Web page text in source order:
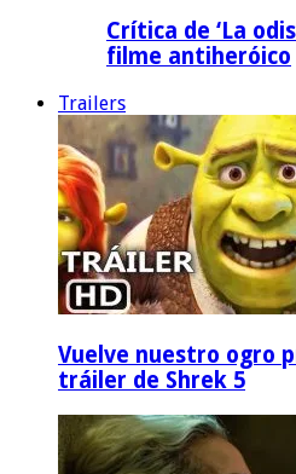
Crítica de ‘La
filme antiheróico
Trailers
Vuelve nuestro ogro
tráiler de Shrek 5